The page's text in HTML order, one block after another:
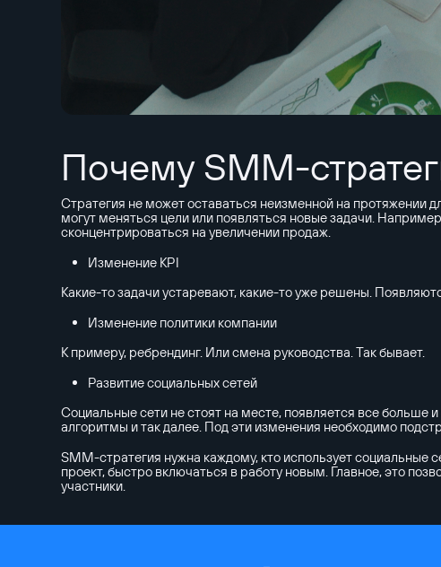
Почему SMM-
Стратегия не может оставаться неизменной на протяжении
могут меняться цели или появляться новые задачи.
сконцентрироваться на увеличении продаж.
Изменение KPI
Какие-то задачи устаревают, какие-то уже решены.
Изменение политики компании
К примеру, ребрендинг. Или смена руководства. Так бывает.
Развитие социальных сетей
Социальные сети не стоят на месте, появляется все
алгоритмы и так далее. Под эти изменения необходимо
SMM-стратегия нужна каждому, кто использует социальные
проект, быстро включаться в работу новым. Главное, это
участники.